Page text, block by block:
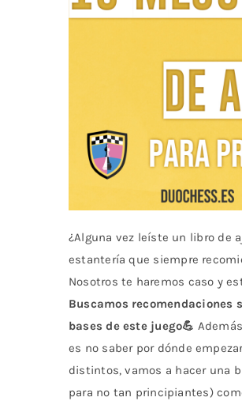
¿Alguna vez leíste un libro de
estantería que siempre
Nosotros te haremos caso y
Buscamos recomendaciones
bases de este juego💪
es no saber por dónde
distintos, vamos a hacer una
para no tan principiantes)